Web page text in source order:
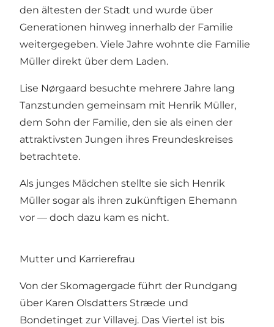
den ältesten der Stadt und wurde über
Generationen hinweg innerhalb der Familie
weitergegeben. Viele Jahre wohnte die Familie
Müller direkt über dem Laden.
Lise Nørgaard besuchte mehrere Jahre lang
Tanzstunden gemeinsam mit Henrik Müller,
dem Sohn der Familie, den sie als einen der
attraktivsten Jungen ihres Freundeskreises
betrachtete.
Als junges Mädchen stellte sie sich Henrik
Müller sogar als ihren zukünftigen Ehemann
vor — doch dazu kam es nicht.
Mutter und Karrierefrau
Von der Skomagergade führt der Rundgang
über Karen Olsdatters Stræde und
Bondetinget zur Villavej. Das Viertel ist bis